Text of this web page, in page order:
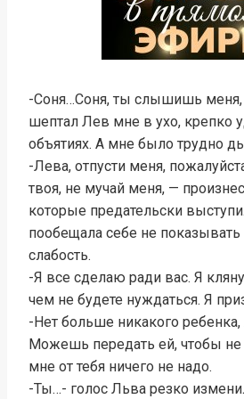
-Соня…Соня, ты слышишь
шептал Лев мне в ухо, крепко
объятиях. А мне было трудно
-Лева, отпусти меня,
твоя, не мучай меня, —
которые предательски
пообещала себе не
слабость.
-Я все сделаю ради вас. Я
чем не будете нуждаться. Я
-Нет больше никакого
Можешь передать ей, чтобы не
мне от тебя ничего не надо.
-Ты…- голос Льва резко